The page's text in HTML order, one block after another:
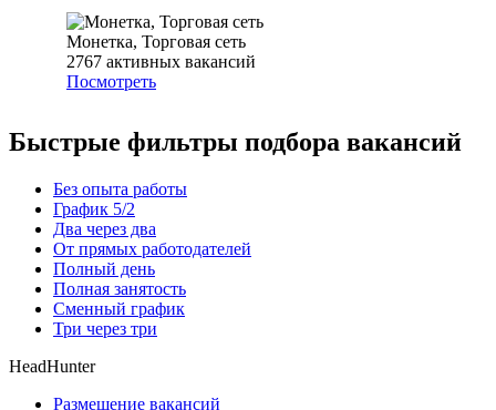
Монетка, Торговая сеть
2767 активных вакансий
Посмотреть
Быстрые фильтры подбора вакансий
Без опыта работы
График 5/2
Два через два
От прямых работодателей
Полный день
Полная занятость
Сменный график
Три через три
HeadHunter
Размещение вакансий